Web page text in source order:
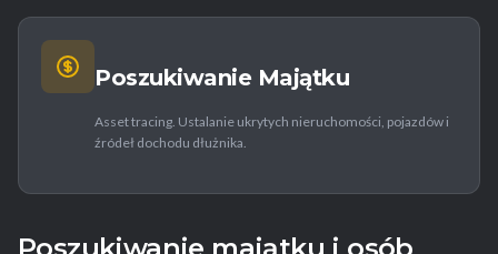
Poszukiwanie Majątku
Asset tracing. Ustalanie ukrytych nieruchomości, pojazdów i
źródeł dochodu dłużnika.